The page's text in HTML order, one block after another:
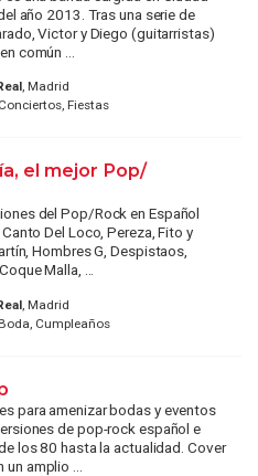
año 2013. Tras una serie de
Victor y Diego (guitarristas)
común ...
, Madrid
Fiestas
el mejor Pop/
del Pop/Rock en Español
Del Loco, Pereza, Fito y
Hombres G, Despistaos,
Malla, ...
, Madrid
Cumpleaños
para amenizar bodas y eventos
de pop-rock español e
los 80 hasta la actualidad. Cover
amplio ...